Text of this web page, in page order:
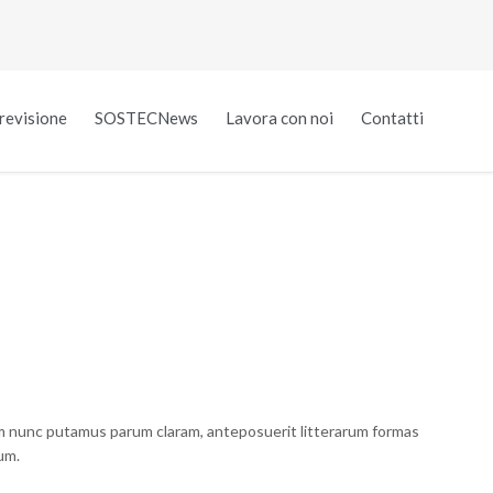
SOSTECNews Lavora con noi Contatti
putamus parum claram, anteposuerit litterarum formas